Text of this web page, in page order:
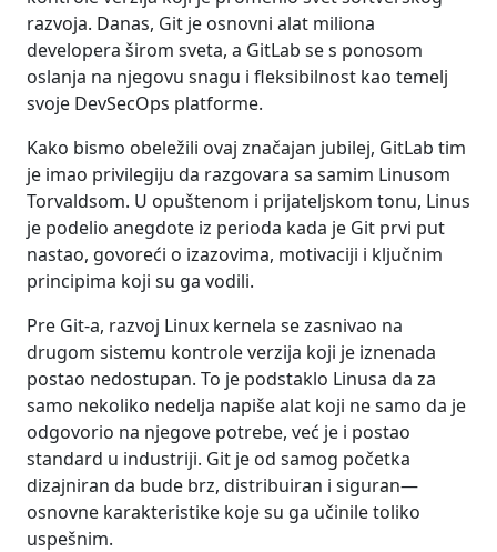
razvoja. Danas, Git je osnovni alat miliona
developera širom sveta, a GitLab se s ponosom
oslanja na njegovu snagu i fleksibilnost kao temelj
svoje DevSecOps platforme.
Kako bismo obeležili ovaj značajan jubilej, GitLab tim
je imao privilegiju da razgovara sa samim Linusom
Torvaldsom. U opuštenom i prijateljskom tonu, Linus
je podelio anegdote iz perioda kada je Git prvi put
nastao, govoreći o izazovima, motivaciji i ključnim
principima koji su ga vodili.
Pre Git-a, razvoj Linux kernela se zasnivao na
drugom sistemu kontrole verzija koji je iznenada
postao nedostupan. To je podstaklo Linusa da za
samo nekoliko nedelja napiše alat koji ne samo da je
odgovorio na njegove potrebe, već je i postao
standard u industriji. Git je od samog početka
dizajniran da bude brz, distribuiran i siguran—
osnovne karakteristike koje su ga učinile toliko
uspešnim.